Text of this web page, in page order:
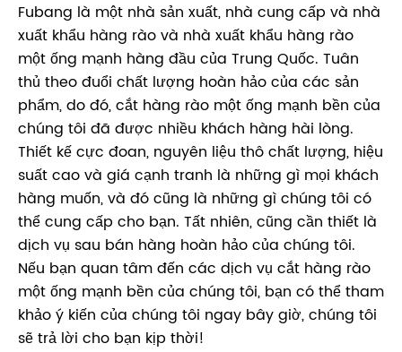
Fubang là một nhà sản xuất, nhà cung cấp và nhà
xuất khẩu hàng rào và nhà xuất khẩu hàng rào
một ống mạnh hàng đầu của Trung Quốc. Tuân
thủ theo đuổi chất lượng hoàn hảo của các sản
phẩm, do đó, cắt hàng rào một ống mạnh bền của
chúng tôi đã được nhiều khách hàng hài lòng.
Thiết kế cực đoan, nguyên liệu thô chất lượng, hiệu
suất cao và giá cạnh tranh là những gì mọi khách
hàng muốn, và đó cũng là những gì chúng tôi có
thể cung cấp cho bạn. Tất nhiên, cũng cần thiết là
dịch vụ sau bán hàng hoàn hảo của chúng tôi.
Nếu bạn quan tâm đến các dịch vụ cắt hàng rào
một ống mạnh bền của chúng tôi, bạn có thể tham
khảo ý kiến ​​của chúng tôi ngay bây giờ, chúng tôi
sẽ trả lời cho bạn kịp thời!